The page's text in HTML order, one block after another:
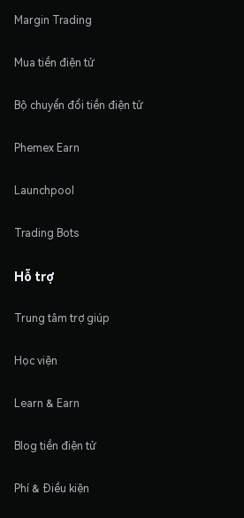
Margin Trading
Mua tiền điện tử
Bộ chuyển đổi tiền điện tử
Phemex Earn
Launchpool
Trading Bots
Hỗ trợ
Trung tâm trợ giúp
Học viện
Learn & Earn
Blog tiền điện tử
Phí & Điều kiện